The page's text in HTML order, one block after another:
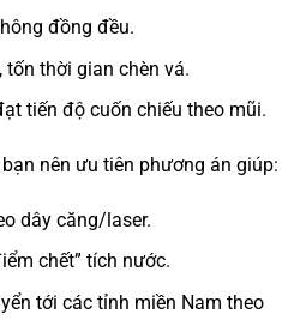
đồng đều.
tốn thời gian chèn vá.
tiến độ cuốn chiếu theo mũi.
bạn nên ưu tiên phương án giúp:
dây căng/laser.
chết” tích nước.
tới các tỉnh miền Nam theo